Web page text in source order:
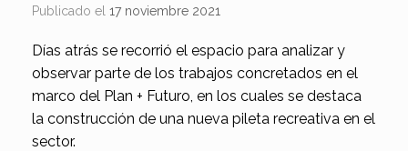
Publicado el 17 noviembre 2021
Días atrás se recorrió el espacio para analizar y
observar parte de los trabajos concretados en el
marco del Plan + Futuro, en los cuales se destaca
la construcción de una nueva pileta recreativa en el
sector.